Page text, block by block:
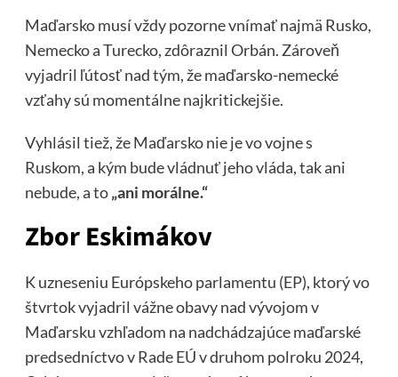
Maďarsko musí vždy pozorne vnímať najmä Rusko,
Nemecko a Turecko, zdôraznil Orbán. Zároveň
vyjadril ľútosť nad tým, že maďarsko-nemecké
vzťahy sú momentálne najkritickejšie.
Vyhlásil tiež, že Maďarsko nie je vo vojne s
Ruskom, a kým bude vládnuť jeho vláda, tak ani
nebude, a to„ani morálne.“
Zbor Eskimákov
K uzneseniu Európskeho parlamentu (EP), ktorý vo
štvrtok vyjadril vážne obavy nad vývojom v
Maďarsku vzhľadom na nadchádzajúce maďarské
predsedníctvo v Rade EÚ v druhom polroku 2024,